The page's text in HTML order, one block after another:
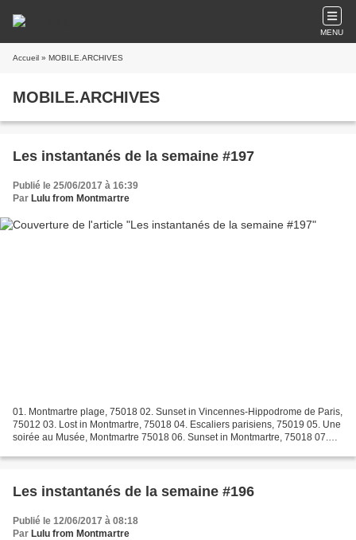
MENU
Accueil » MOBILE.ARCHIVES
MOBILE.ARCHIVES
Les instantanés de la semaine #197
Publié le 25/06/2017 à 16:39
Par Lulu from Montmartre
01. Montmartre plage, 75018 02. Sunset in Vincennes-Hippodrome de Paris,
75012 03. Lost in Montmartre, 75018 04. Escaliers parisiens, 75019 05. Une
soirée au Musée, Montmartre 75018 06. Sunset in Montmartre, 75018 07.
Les instantanés de la semaine #196
Publié le 12/06/2017 à 08:18
Par Lulu from Montmartre